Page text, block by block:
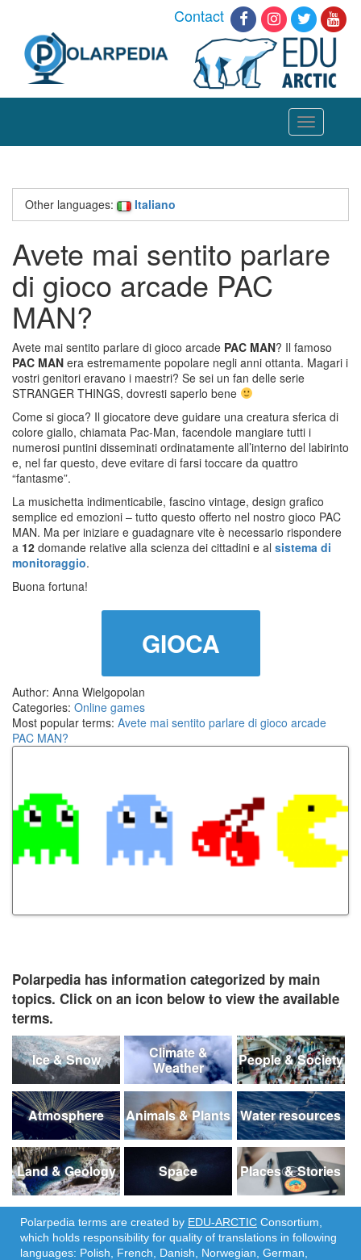
Contact
Toggle
navigation
Other languages: Italiano
Avete mai sentito parlare
di gioco arcade PAC
MAN?
Avete mai sentito parlare di gioco arcade PAC MAN? Il famoso
PAC MAN era estremamente popolare negli anni ottanta. Magari i
vostri genitori eravano i maestri? Se sei un fan delle serie
STRANGER THINGS, dovresti saperlo bene
Come si gioca? Il giocatore deve guidare una creatura sferica di
colore giallo, chiamata Pac-Man, facendole mangiare tutti i
numerosi puntini disseminati ordinatamente all’interno del labirinto
e, nel far questo, deve evitare di farsi toccare da quattro
“fantasme”.
La musichetta indimenticabile, fascino vintage, design grafico
semplice ed emozioni – tutto questo offerto nel nostro gioco PAC
MAN. Ma per iniziare e guadagnare vite è necessario rispondere
a 12 domande relative alla scienza dei cittadini e al sistema di
monitoraggio.
Buona fortuna!
GIOCA
Author: Anna Wielgopolan
Categories: Online games
Most popular terms: Avete mai sentito parlare di gioco arcade
PAC MAN?
Polarpedia has information categorized by main
topics. Click on an icon below to view the available
terms.
Ice & Snow
Climate &
Weather
People & Society
Atmosphere Animals & Plants Water resources
Land & Geology Space Places & Stories
Polarpedia terms are created by EDU-ARCTIC Consortium,
which holds responsibility for quality of translations in following
languages: Polish, French, Danish, Norwegian, German,